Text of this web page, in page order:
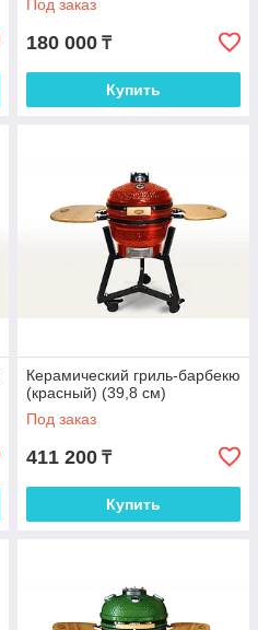
Под заказ
180 000 ₸
Купить
Керамический гриль-барбекю
(красный) (39,8 см)
Под заказ
411 200 ₸
Купить